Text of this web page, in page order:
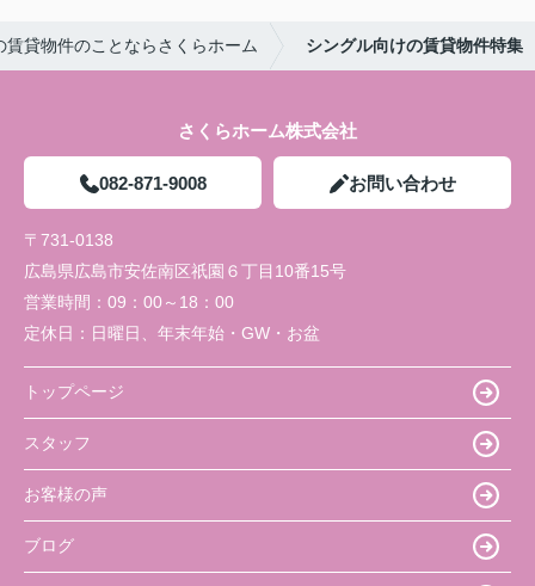
賃貸物件のことならさくらホーム シングル向けの賃貸物件特集
さくらホーム株式会社
082-871-9008 お問い合わせ
〒731-0138
広島県広島市安佐南区祇園６丁目10番15号
営業時間： 09：00～18：00
定休日： 日曜日、年末年始・GW・お盆
トップページ
スタッフ
お客様の声
ブログ